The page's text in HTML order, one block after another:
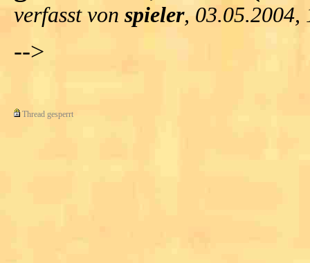
verfasst von spieler, 03.05.2004,
-->
Thread gesperrt